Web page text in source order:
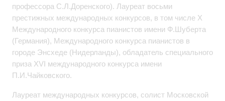
профессора С.Л.Доренского). Лауреат восьми
престижных международных конкурсов, в том числе Х
Международного конкурса пианистов имени Ф.Шуберта
(Германия), Международного конкурса пианистов в
городе Энсхеде (Нидерланды), обладатель специального
приза XVI международного конкурса имени
П.И.Чайковского.
Лауреат международных конкурсов, солист Московской